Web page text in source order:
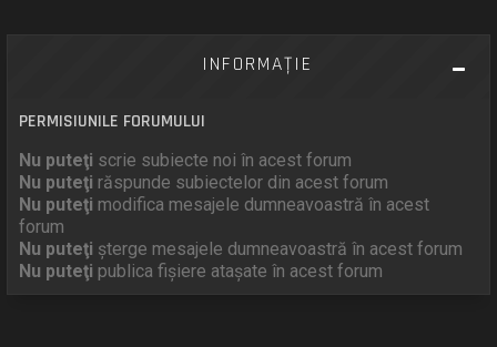
INFORMAŢIE
PERMISIUNILE FORUMULUI
Nu puteţi scrie subiecte noi în acest forum
Nu puteţi răspunde subiectelor din acest forum
Nu puteţi modifica mesajele dumneavoastră în acest
forum
Nu puteţi şterge mesajele dumneavoastră în acest forum
Nu puteţi publica fişiere ataşate în acest forum